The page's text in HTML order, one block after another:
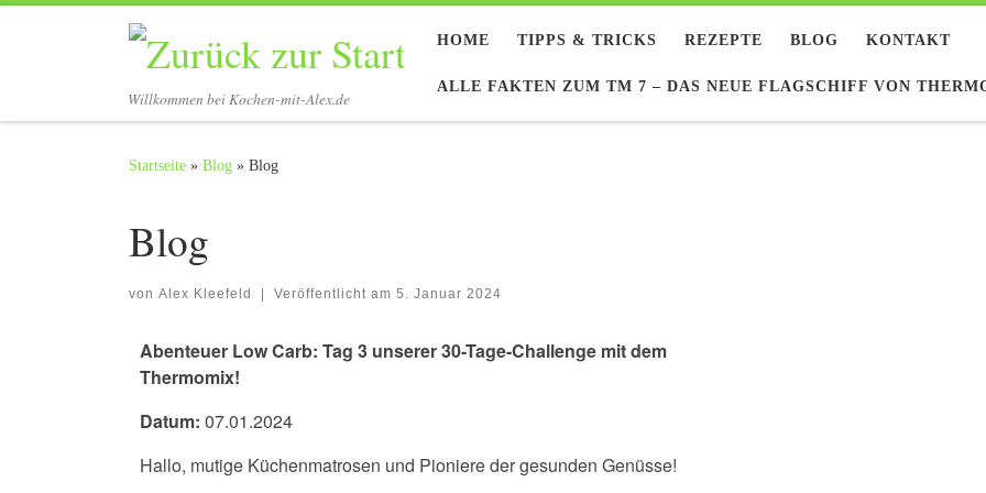
Zum Inhalt springen
Willkommen bei Kochen-mit-Alex.de
HOME TIPPS & TRICKS REZEPTE BLOG KONTAKT
ALLE FAKTEN ZUM TM 7 – DAS NEUE FLAGSCHIFF VON
Startseite » Blog » Blog
Blog
von Alex Kleefeld | Veröffentlicht am 5. Januar 2024
Abenteuer Low Carb: Tag 3 unserer 30-Tage-Challenge mit dem
Thermomix!
Datum: 07.01.2024
Hallo, mutige Küchenmatrosen und Pioniere der gesunden Genüsse!